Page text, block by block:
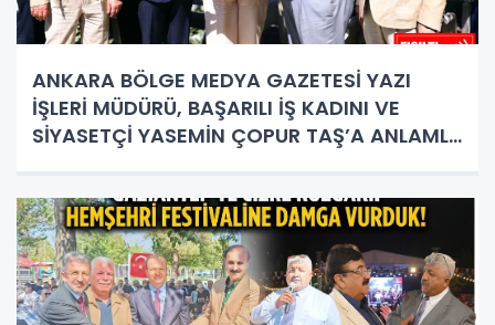
ANKARA BÖLGE MEDYA GAZETESİ YAZI
İŞLERİ MÜDÜRÜ, BAŞARILI İŞ KADINI VE
SİYASETÇİ YASEMİN ÇOPUR TAŞ’A ANLAMLI